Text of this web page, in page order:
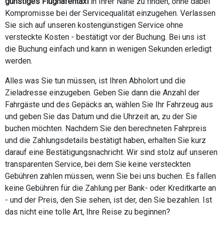
Kompromisse bei der Servicequalität einzugehen. Verlassen
Sie sich auf unseren kostengünstigen Service ohne
versteckte Kosten - bestätigt vor der Buchung. Bei uns ist
die Buchung einfach und kann in wenigen Sekunden erledigt
werden.
Alles was Sie tun müssen, ist Ihren Abholort und die
Zieladresse einzugeben. Geben Sie dann die Anzahl der
Fahrgäste und des Gepäcks an, wählen Sie Ihr Fahrzeug aus
und geben Sie das Datum und die Uhrzeit an, zu der Sie
buchen möchten. Nachdem Sie den berechneten Fahrpreis
und die Zahlungsdetails bestätigt haben, erhalten Sie kurz
darauf eine Bestätigungsnachricht. Wir sind stolz auf unseren
transparenten Service, bei dem Sie keine versteckten
Gebühren zahlen müssen, wenn Sie bei uns buchen. Es fallen
keine Gebühren für die Zahlung per Bank- oder Kreditkarte an
- und der Preis, den Sie sehen, ist der, den Sie bezahlen. Ist
das nicht eine tolle Art, Ihre Reise zu beginnen?